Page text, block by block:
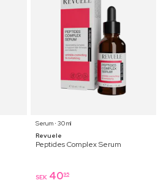
Serum ⋅ 30 ml
Revuele
Peptides Complex Serum
SEK 4095